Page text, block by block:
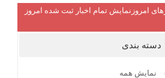
امروز نمایش تمام اخبار ثبت شده امروز
دسته بندی
نمایش همه